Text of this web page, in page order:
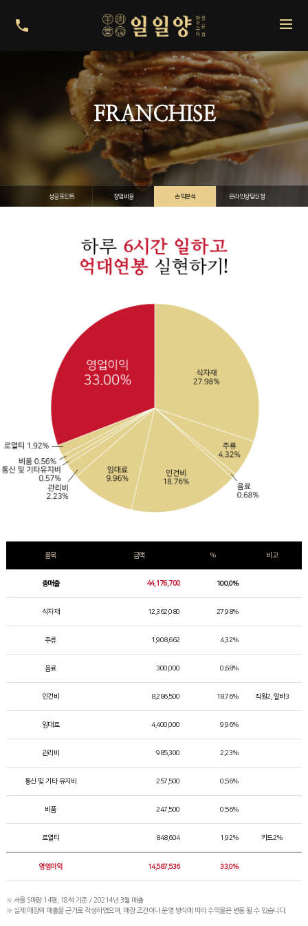
FRANCHISE
성공포인트 창업비용 손익분석 온라인상담신청
품목 금액 % 비고
총매출 44,176,700 100.0%
식자재 12,362,080 27.98%
주류 1,908,662 4.32%
음료 300,000 0.68%
인건비 8,286,500 18.76% 직원2, 알바3
임대료 4,400,000 9.96%
관리비 985,300 2.23%
통신 및 기타 유지비 257,500 0.56%
비품 247,500 0.56%
로열티 848,604 1.92% 카드2%
영업이익 14,587,536 33.0%
※ 서울 S매장 14평, 18석 기준 / 20214년 3월 매출
※ 실제 매장의 매출을 근거로 작성하였으며, 매장 조건이나 운영 방식에 따라 수익율은 변동 될 수 있습니다.